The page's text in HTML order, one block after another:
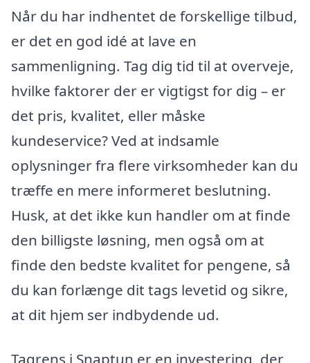
Når du har indhentet de forskellige tilbud,
er det en god idé at lave en
sammenligning. Tag dig tid til at overveje,
hvilke faktorer der er vigtigst for dig – er
det pris, kvalitet, eller måske
kundeservice? Ved at indsamle
oplysninger fra flere virksomheder kan du
træffe en mere informeret beslutning.
Husk, at det ikke kun handler om at finde
den billigste løsning, men også om at
finde den bedste kvalitet for pengene, så
du kan forlænge dit tags levetid og sikre,
at dit hjem ser indbydende ud.
Tagrens i Snaptun er en investering, der